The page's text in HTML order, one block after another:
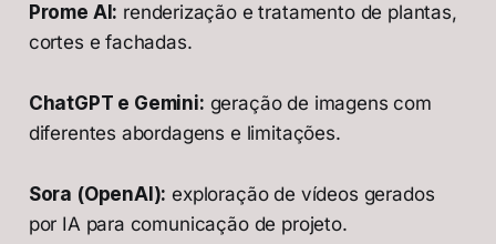
Prome AI: renderização e tratamento de plantas,
cortes e fachadas.
ChatGPT e Gemini: geração de imagens com
diferentes abordagens e limitações.
Sora (OpenAI): exploração de vídeos gerados
por IA para comunicação de projeto.